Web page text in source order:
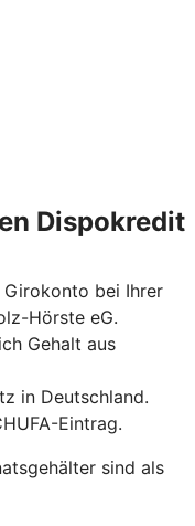
Dispokredit
bei Ihrer
Hörste eG.
Gehalt aus
in Deutschland.
Eintrag.
sind als